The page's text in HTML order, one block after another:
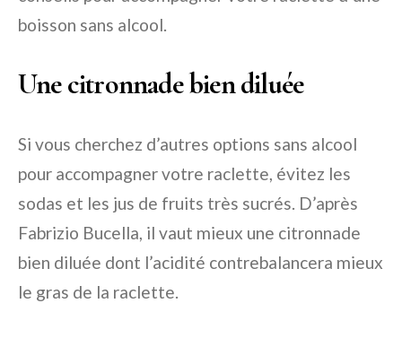
boisson sans alcool.
Une citronnade bien diluée
Si vous cherchez d’autres options sans alcool
pour accompagner votre raclette, évitez les
sodas et les jus de fruits très sucrés. D’après
Fabrizio Bucella, il vaut mieux une citronnade
bien diluée dont l’acidité contrebalancera mieux
le gras de la raclette.